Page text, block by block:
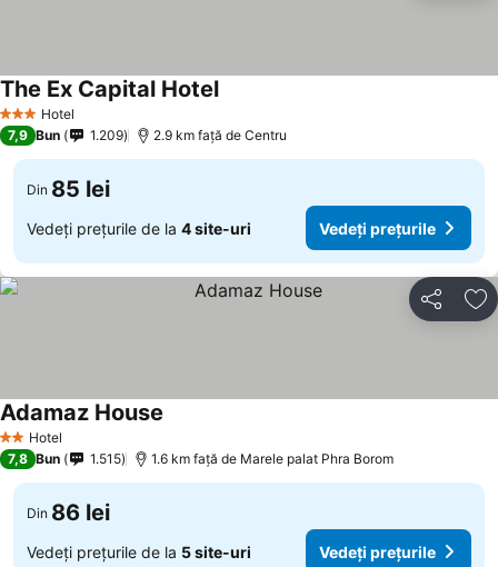
3 SteleHotel
The Ex Capital Hotel
7,9 Bun 1.209 2.9 km faţă de Centru
Din 85 lei
Vedeți prețurile de la 4 site-uri Vedeți prețurile
Distribuiți
2 SteleHotel
Adamaz House
7,8 Bun 1.515 1.6 km faţă de Marele palat Phra Borom
Din 86 lei
Vedeți prețurile de la 5 site-uri Vedeți prețurile